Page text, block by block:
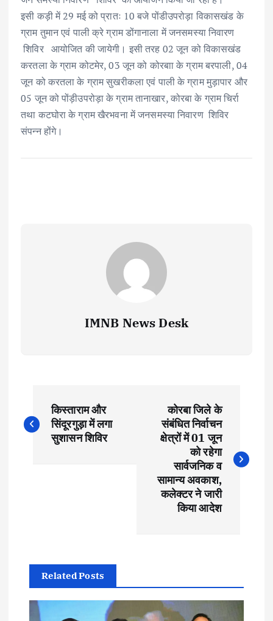
इसी कड़ी में 29 मई को प्रातः 10 बजे पोंडीउपरोड़ा विकासखंड के
ग्राम तुमान एवं पाली क्रे ग्राम डोंगानाला में जनसमस्या निवारण
शिविर आयोजित की जायेगी। इसी तरह 02 जून को विकासखंड
करतला के ग्राम कोटमेर, 03 जून को कोरबाा के ग्राम बरपाली, 04
जून को करतला के ग्राम सुखरीकला एवं पाली के ग्राम मुड़ापार और
05 जून को पोंड़ीउपरोड़ा के ग्राम तानाखार, कोरबा के ग्राम चिर्रा
तथा कटघोरा के ग्राम खैरभवना में जनसमस्या निवारण शिविर
संपन्न होंगे।
IMNB News Desk
o
किस्ताराम और
सिंदूरगुड़ा में लगा
सुशासन शिविर
कोरबा जिले के
संबंधित निर्वाचन
क्षेत्रों में 01 जून
को रहेगा
सार्वजनिक व
सामान्य अवकाश,
कलेक्टर ने जारी
किया आदेश
Related Posts